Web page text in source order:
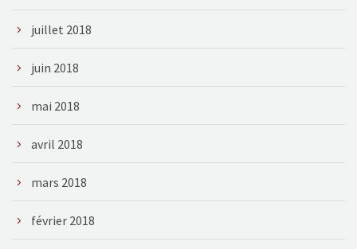
juillet 2018
juin 2018
mai 2018
avril 2018
mars 2018
février 2018